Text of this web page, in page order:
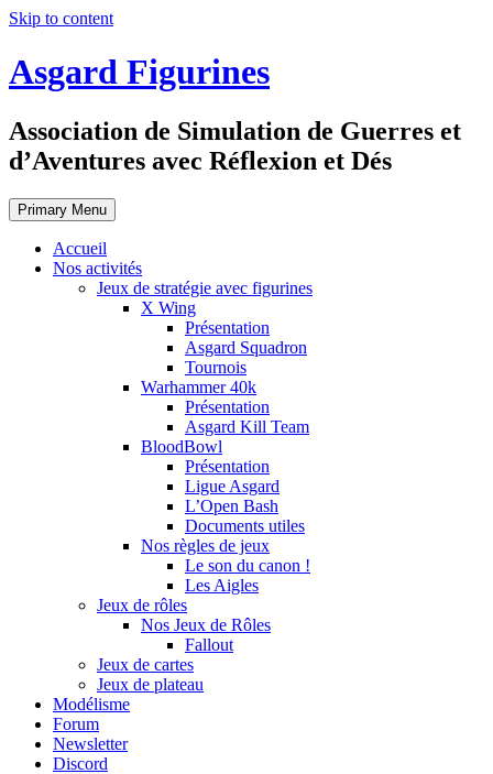
Skip to content
Asgard Figurines
Association de Simulation de Guerres et
d’Aventures avec Réflexion et Dés
Primary Menu
Accueil
Nos activités
Jeux de stratégie avec figurines
X Wing
Présentation
Asgard Squadron
Tournois
Warhammer 40k
Présentation
Asgard Kill Team
BloodBowl
Présentation
Ligue Asgard
L’Open Bash
Documents utiles
Nos règles de jeux
Le son du canon !
Les Aigles
Jeux de rôles
Nos Jeux de Rôles
Fallout
Jeux de cartes
Jeux de plateau
Modélisme
Forum
Newsletter
Discord